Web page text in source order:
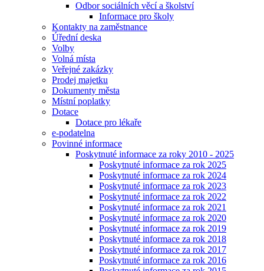
Odbor sociálních věcí a školství
Informace pro školy
Kontakty na zaměstnance
Úřední deska
Volby
Volná místa
Veřejné zakázky
Prodej majetku
Dokumenty města
Místní poplatky
Dotace
Dotace pro lékaře
e-podatelna
Povinné informace
Poskytnuté informace za roky 2010 - 2025
Poskytnuté informace za rok 2025
Poskytnuté informace za rok 2024
Poskytnuté informace za rok 2023
Poskytnuté informace za rok 2022
Poskytnuté informace za rok 2021
Poskytnuté informace za rok 2020
Poskytnuté informace za rok 2019
Poskytnuté informace za rok 2018
Poskytnuté informace za rok 2017
Poskytnuté informace za rok 2016